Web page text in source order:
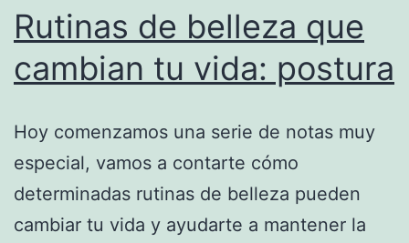
Rutinas de belleza que
cambian tu vida: postura
Hoy comenzamos una serie de notas muy
especial, vamos a contarte cómo
determinadas rutinas de belleza pueden
cambiar tu vida y ayudarte a mantener la